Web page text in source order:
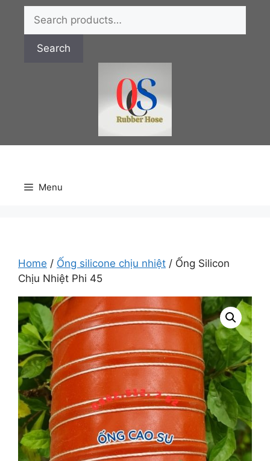
Chuyển
for:
Search
Menu
Home / Ống silicone chịu nhiệt / Ống Silicon
Chịu Nhiệt Phi 45